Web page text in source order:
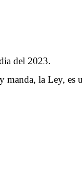
del 2023.
manda, la Ley,